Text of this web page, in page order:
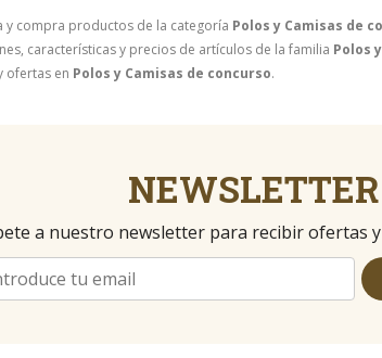
y compra productos de la categoría Polos y Camisas de
características y precios de artículos de la familia Polos
ofertas en Polos y Camisas de concurso.
NEWSLETTER
a nuestro newsletter para recibir ofertas y